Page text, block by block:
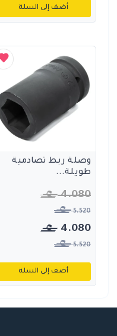
أضف إلى السلة
وصلة ربط تصادمية
طويلة...
4.080
5.520
4.080
5.520
أضف إلى السلة